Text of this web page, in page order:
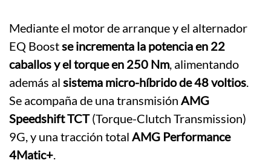
Mediante el motor de arranque y el alternador
EQ Boostse incrementa la potencia en 22
caballos y el torque en 250 Nm, alimentando
además al sistema micro-híbrido de 48 voltios.
Se acompaña de una transmisión AMG
Speedshift TCT(Torque-Clutch Transmission)
9G, y una tracción total AMG Performance
4Matic+.